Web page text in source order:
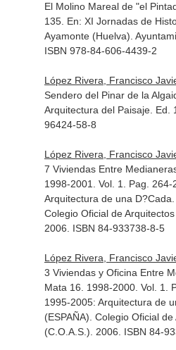
El Molino Mareal de "el
135. En: XI Jornadas de
Ayamonte (Huelva).
ISBN 978-84-606-4439-2
López Rivera, Francisco
Sendero del Pinar de la
Arquitectura del Paisaje. Ed.
96424-58-8
López Rivera, Francisco
7 Viviendas Entre
1998-2001. Vol. 1. Pag. 264-
Arquitectura de una D?Cada
Colegio Oficial de
2006. ISBN 84-933738-8-5
López Rivera, Francisco
3 Viviendas y Oficina Entre
Mata 16. 1998-2000. Vol. 1.
1995-2005: Arquitectura de
(ESPAÑA). Colegio Oficial
(C.O.A.S.). 2006. ISBN 84-